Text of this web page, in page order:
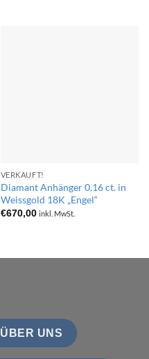
VERKAUFT!
Diamant Anhänger 0,16 ct. in
Weissgold 18K „Engel“
€670,00 inkl. MwSt.
ÜBER UNS